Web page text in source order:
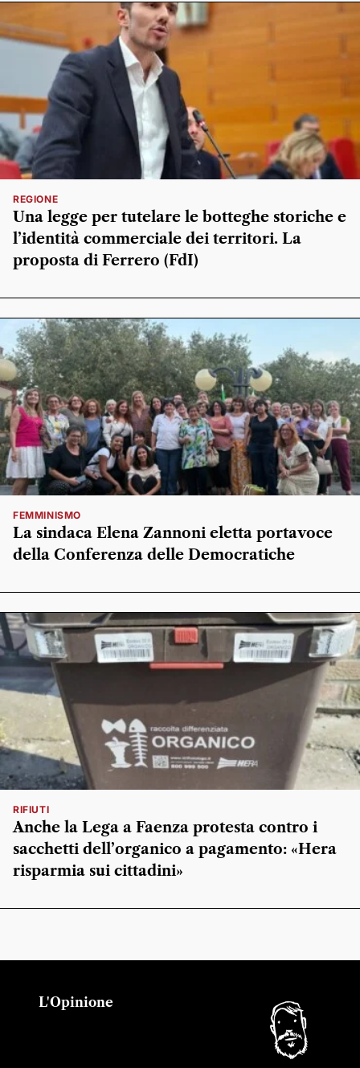
REGIONE
Una legge per tutelare le botteghe storiche e
l’identità commerciale dei territori. La
proposta di Ferrero (FdI)
FEMMINISMO
La sindaca Elena Zannoni eletta portavoce
della Conferenza delle Democratiche
RIFIUTI
Anche la Lega a Faenza protesta contro i
sacchetti dell’organico a pagamento: «Hera
risparmia sui cittadini»
L'Opinione